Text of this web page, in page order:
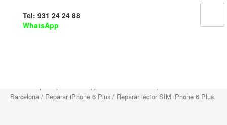
Tel: 931 24 24 88
WhatsApp
Reparar lector SIM iPhone 6
Barcelona / Reparar iPhone 6 Plus / Reparar lector SIM iPhone 6 Plus